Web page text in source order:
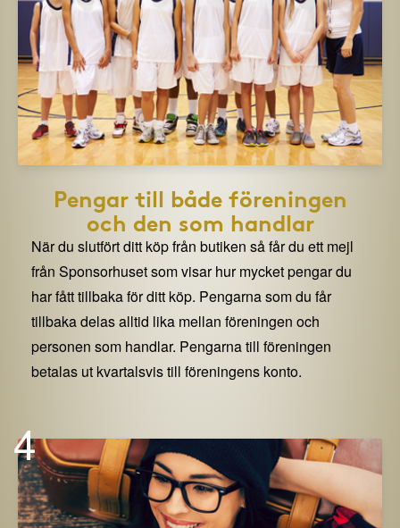
Pengar till både föreningen
och den som handlar
När du slutfört ditt köp från butiken så får du ett mejl
från Sponsorhuset som visar hur mycket pengar du
har fått tillbaka för ditt köp. Pengarna som du får
tillbaka delas alltid lika mellan föreningen och
personen som handlar. Pengarna till föreningen
betalas ut kvartalsvis till föreningens konto.
4